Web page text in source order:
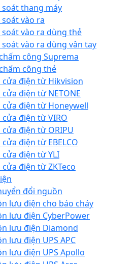
soát thang máy
soát vào ra
soát vào ra dùng thẻ
soát vào ra dùng vân tay
công Suprema
công thẻ
cửa điện từ Hikvision
cửa điện từ NETONE
cửa điện từ Honeywell
cửa điện từ VIRO
cửa điện từ ORIPU
cửa điện từ EBELCO
cửa điện từ YLI
cửa điện từ ZKTeco
đổi nguồn
lưu điện cho báo cháy
lưu điện CyberPower
lưu điện Diamond
lưu điện UPS APC
lưu điện UPS Apollo